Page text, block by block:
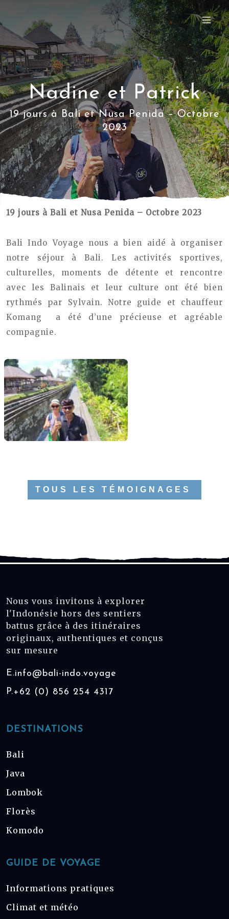
Nadine et Patrick
19 jours à Bali et Nusa Penida – Octobre
2023
19 jours à Bali et Nusa Penida – Octobre 2023
Bali Indo Voyage nous a bien aidé à organiser
notre séjour à Bali. Les activités sportives,
culturelles, moments de détente et rencontre
avec les Balinais et leur culture ont été bien
rythmés par Sylvain. Notre guide et chauffeur
Komang a été d’une précieuse et agréable
compagnie.
TOUS LES TÉMOIGNAGES
Nous vous invitons à explorer
l'Indonésie hors des sentiers
battus grâce à des itinéraires
originaux, authentiques et conçus
sur mesure
E.info@bali-indo.voyage
P.+62 (0) 856 254 4317
DESTINATIONS
Bali
Java
Lombok
Florès
Komodo
GUIDE DE VOYAGE
Informations pratiques
Climat et météo